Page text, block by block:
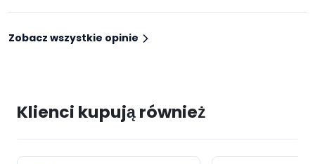
Zobacz wszystkie opinie
Klienci kupują również